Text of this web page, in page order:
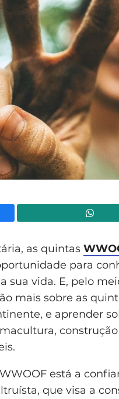
as quintas
para
sua vida. E, pelo
mais sobre as
e aprender
está a
que visa a